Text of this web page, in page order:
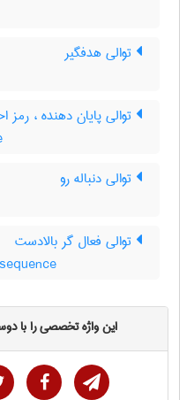
توالی هدفگیر
توالی پایان دهنده ، رمز
توالی دنباله رو
توالی فعال گر بالادست
این واژه تخصصی را با